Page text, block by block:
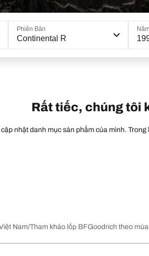
Phiên Bản
Continental R
Rất tiếc, chúng tôi
nhật danh mục sản phẩm của mình.
Nam Tham khảo lốp BFGoodrich theo